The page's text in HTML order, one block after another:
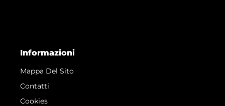
Informazioni
Mappa Del Sito
Contatti
Cookies